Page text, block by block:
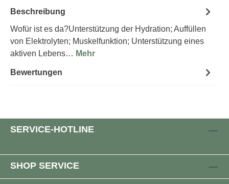
Beschreibung
Wofür ist es da?Unterstützung der Hydration; Auffüllen
von Elektrolyten; Muskelfunktion; Unterstützung eines
aktiven Lebens… Mehr
Bewertungen
SERVICE-HOTLINE
SHOP SERVICE